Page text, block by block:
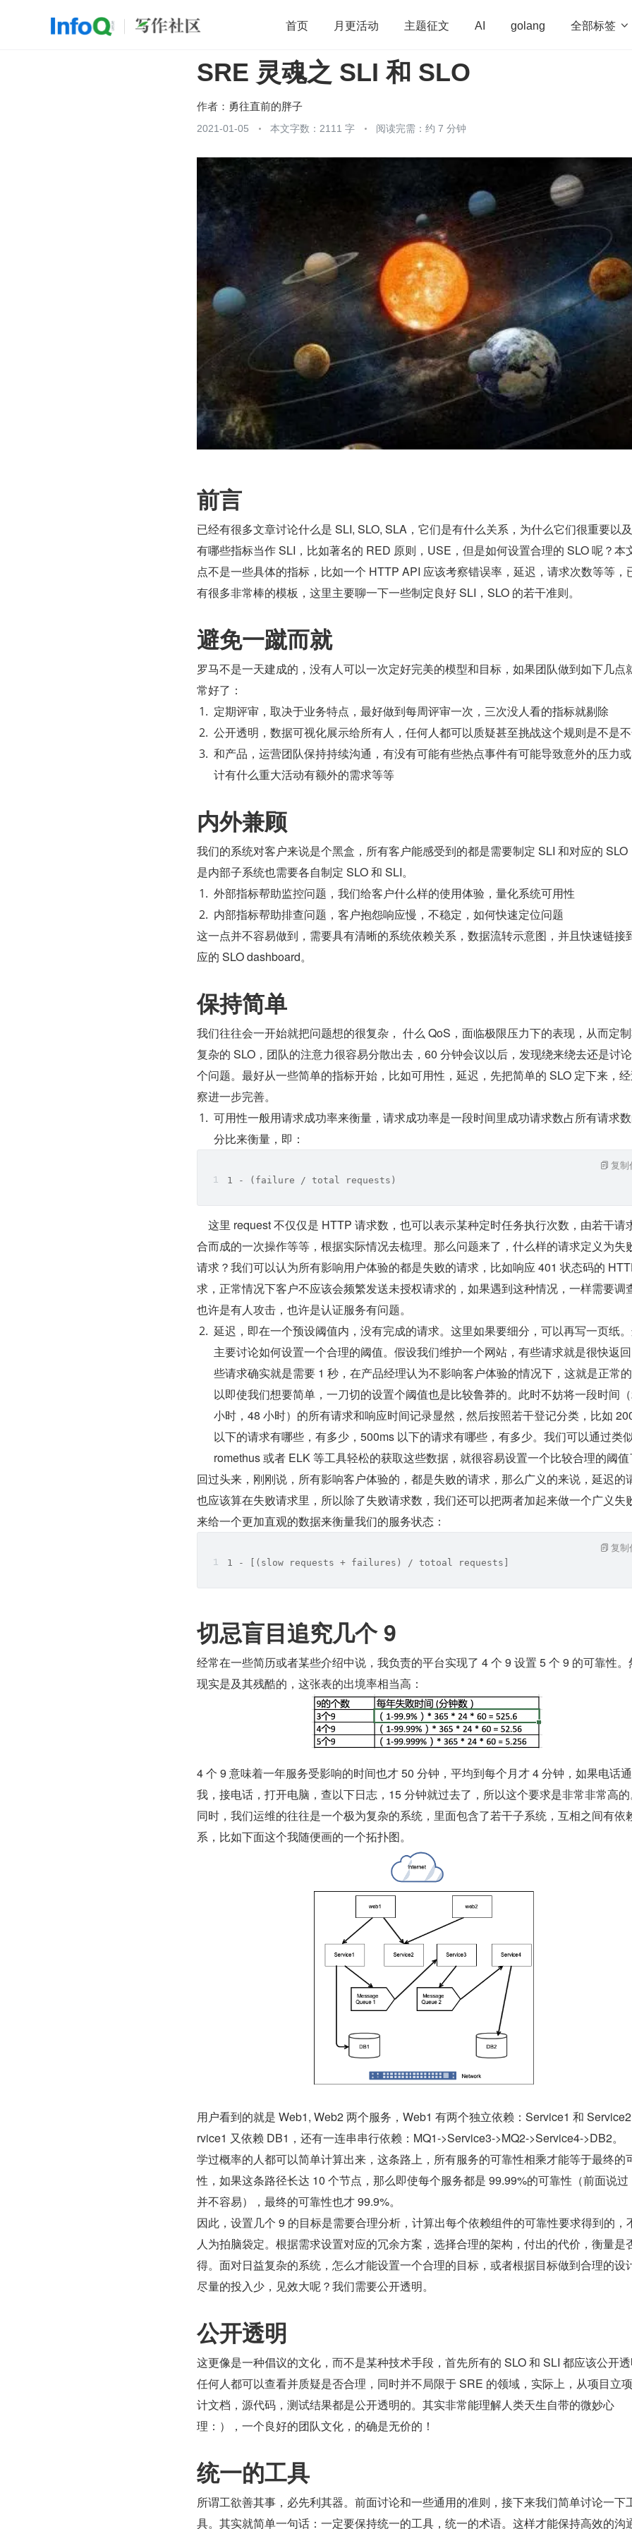
首页 月更活动 主题征文 AI golang 全部标签 
开源 架构 OpenHarmony 算法 学习方法
团队管理
SRE 灵魂之 SLI 和 SLO
作者： 勇往直前的胖子
2021-01-05 本文字数：2111 字 阅读完需：约 7 分钟
前言
已经有很多文章讨论什么是 SLI, SLO, SLA，它们是有什么关系，为什么它们很重要以
有哪些指标当作 SLI，比如著名的 RED 原则，USE，但是如何设置合理的 SLO 呢？本
点不是一些具体的指标，比如一个 HTTP API 应该考察错误率，延迟，请求次数等等，
有很多非常棒的模板，这里主要聊一下一些制定良好 SLI，SLO 的若干准则。
避免一蹴而就
罗马不是一天建成的，没有人可以一次定好完美的模型和目标，如果团队做到如下几点
常好了：
定期评审，取决于业务特点，最好做到每周评审一次，三次没人看的指标就剔除
公开透明，数据可视化展示给所有人，任何人都可以质疑甚至挑战这个规则是不是
和产品，运营团队保持持续沟通，有没有可能有些热点事件有可能导致意外的压力
计有什么重大活动有额外的需求等等
内外兼顾
我们的系统对客户来说是个黑盒，所有客户能感受到的都是需要制定 SLI 和对应的 SLO
是内部子系统也需要各自制定 SLO 和 SLI。
外部指标帮助监控问题，我们给客户什么样的使用体验，量化系统可用性
内部指标帮助排查问题，客户抱怨响应慢，不稳定，如何快速定位问题
这一点并不容易做到，需要具有清晰的系统依赖关系，数据流转示意图，并且快速链接
应的 SLO dashboard。
保持简单
我们往往会一开始就把问题想的很复杂， 什么 QoS，面临极限压力下的表现，从而定
复杂的 SLO，团队的注意力很容易分散出去，60 分钟会议以后，发现绕来绕去还是讨
个问题。最好从一些简单的指标开始，比如可用性，延迟，先把简单的 SLO 定下来，
察进一步完善。
可用性一般用请求成功率来衡量，请求成功率是一段时间里成功请求数占所有请求
分比来衡量，即：
1 - (failure / total requests)
复制
合而成的一次操作等等，根据实际情况去梳理。那么问题来了，什么样的请求定义为失
请求？我们可以认为所有影响用户体验的都是失败的请求，比如响应 401 状态码的
求，正常情况下客户不应该会频繁发送未授权请求的，如果遇到这种情况，一样需要调
也许是有人攻击，也许是认证服务有问题。
延迟，即在一个预设阈值内，没有完成的请求。这里如果要细分，可以再写一页纸
主要讨论如何设置一个合理的阈值。假设我们维护一个网站，有些请求就是很快返
些请求确实就是需要 1 秒，在产品经理认为不影响客户体验的情况下，这就是正常
以即使我们想要简单，一刀切的设置个阈值也是比较鲁莽的。此时不妨将一段时间
小时，48 小时）的所有请求和响应时间记录显然，然后按照若干登记分类，比如
以下的请求有哪些，有多少，500ms 以下的请求有哪些，有多少。我们可以通过类
romethus 或者 ELK 等工具轻松的获取这些数据，就很容易设置一个比较合理的阈值
回过头来，刚刚说，所有影响客户体验的，都是失败的请求，那么广义的来说，延迟的
也应该算在失败请求里，所以除了失败请求数，我们还可以把两者加起来做一个广义失
来给一个更加直观的数据来衡量我们的服务状态：
1 - [(slow requests + failures) / totoal requests]
复制
切忌盲目追究几个 9
经常在一些简历或者某些介绍中说，我负责的平台实现了 4 个 9 设置 5 个 9 的可靠性。
现实是及其残酷的，这张表的出境率相当高：
4 个 9 意味着一年服务受影响的时间也才 50 分钟，平均到每个月才 4 分钟，如果电话
我，接电话，打开电脑，查以下日志，15 分钟就过去了，所以这个要求是非常非常高的
同时，我们运维的往往是一个极为复杂的系统，里面包含了若干子系统，互相之间有依
系，比如下面这个我随便画的一个拓扑图。
用户看到的就是 Web1, Web2 两个服务，Web1 有两个独立依赖：Service1 和
rvice1 又依赖 DB1，还有一连串串行依赖：MQ1->Service3->MQ2->Service4->DB2。
学过概率的人都可以简单计算出来，这条路上，所有服务的可靠性相乘才能等于最终的
性，如果这条路径长达 10 个节点，那么即使每个服务都是 99.99%的可靠性（前面说过
并不容易），最终的可靠性也才 99.9%。
因此，设置几个 9 的目标是需要合理分析，计算出每个依赖组件的可靠性要求得到的，
人为拍脑袋定。根据需求设置对应的冗余方案，选择合理的架构，付出的代价，衡量是
得。面对日益复杂的系统，怎么才能设置一个合理的目标，或者根据目标做到合理的设
尽量的投入少，见效大呢？我们需要公开透明。
公开透明
这更像是一种倡议的文化，而不是某种技术手段，首先所有的 SLO 和 SLI 都应该公开透
任何人都可以查看并质疑是否合理，同时并不局限于 SRE 的领域，实际上，从项目立
计文档，源代码，测试结果都是公开透明的。其实非常能理解人类天生自带的微妙心
理：），一个良好的团队文化，的确是无价的！
统一的工具
所谓工欲善其事，必先利其器。前面讨论和一些通用的准则，接下来我们简单讨论一下
具。其实就简单一句话：一定要保持统一的工具，统一的术语。这样才能保持高效的沟